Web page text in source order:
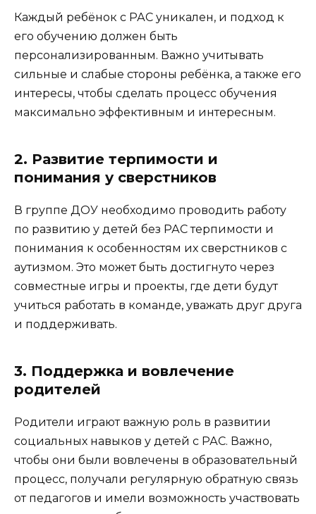
Каждый ребёнок с РАС уникален, и подход к
его обучению должен быть
персонализированным. Важно учитывать
сильные и слабые стороны ребёнка, а также его
интересы, чтобы сделать процесс обучения
максимально эффективным и интересным.
2. Развитие терпимости и
понимания у сверстников
В группе ДОУ необходимо проводить работу
по развитию у детей без РАС терпимости и
понимания к особенностям их сверстников с
аутизмом. Это может быть достигнуто через
совместные игры и проекты, где дети будут
учиться работать в команде, уважать друг друга
и поддерживать.
3. Поддержка и вовлечение
родителей
Родители играют важную роль в развитии
социальных навыков у детей с РАС. Важно,
чтобы они были вовлечены в образовательный
процесс, получали регулярную обратную связь
от педагогов и имели возможность участвовать